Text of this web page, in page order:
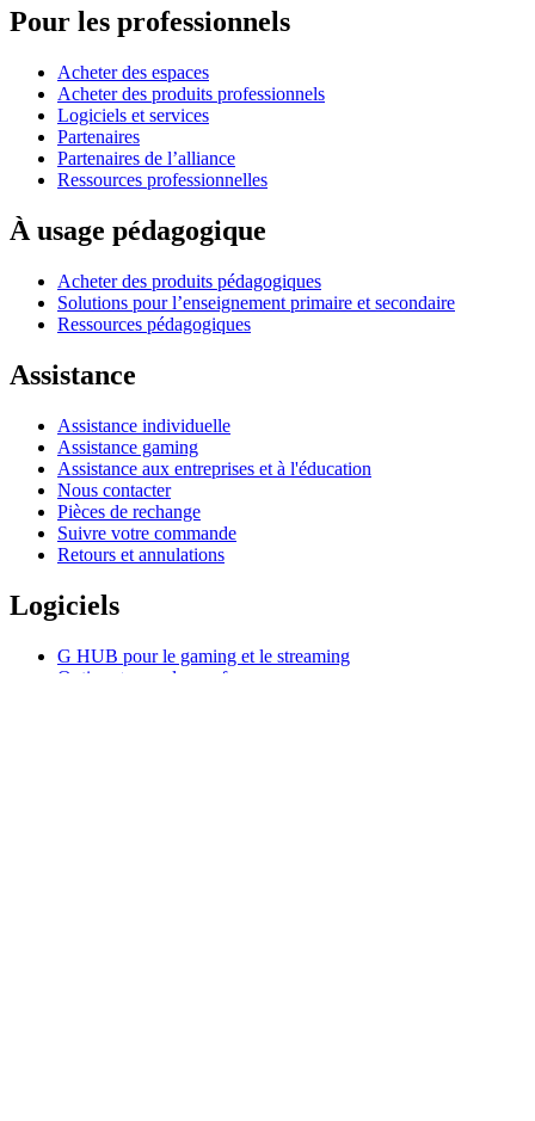
Pour les professionnels
Acheter des espaces
Acheter des produits professionnels
Logiciels et services
Partenaires
Partenaires de l’alliance
Ressources professionnelles
À usage pédagogique
Acheter des produits pédagogiques
Solutions pour l’enseignement primaire et secondaire
Ressources pédagogiques
Assistance
Assistance individuelle
Assistance gaming
Assistance aux entreprises et à l'éducation
Nous contacter
Pièces de rechange
Suivre votre commande
Retours et annulations
Logiciels
G HUB pour le gaming et le streaming
Options+ pour les performances